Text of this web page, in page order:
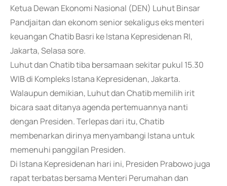
Ketua Dewan Ekonomi Nasional (DEN) Luhut Binsar
Pandjaitan dan ekonom senior sekaligus eks menteri
keuangan Chatib Basri ke Istana Kepresidenan RI,
Jakarta, Selasa sore.
Luhut dan Chatib tiba bersamaan sekitar pukul 15.30
WIB di Kompleks Istana Kepresidenan, Jakarta.
Walaupun demikian, Luhut dan Chatib memilih irit
bicara saat ditanya agenda pertemuannya nanti
dengan Presiden. Terlepas dari itu, Chatib
membenarkan dirinya menyambangi Istana untuk
memenuhi panggilan Presiden.
Di Istana Kepresidenan hari ini, Presiden Prabowo juga
rapat terbatas bersama Menteri Perumahan dan